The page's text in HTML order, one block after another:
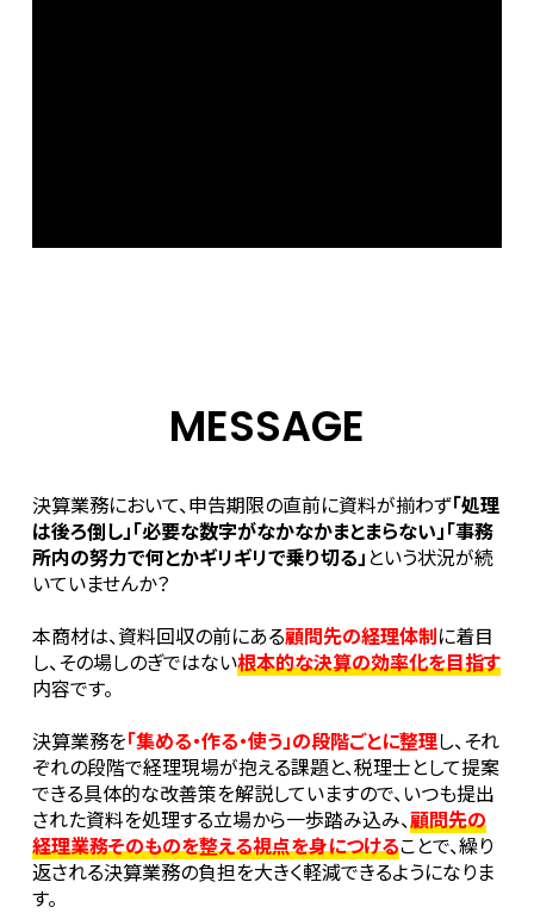
MESSAGE
決算業務において、申告期限の直前に資料が揃わず「処理
は後ろ倒し」「必要な数字がなかなかまとまらない」「事務
所内の努力で何とかギリギリで乗り切る」 という状況が続
いていませんか？
本商材は、資料回収の前にある顧問先の経理体制に着目
し、その場しのぎではない根本的な決算の効率化を目指す
内容です。
決算業務を「集める・作る・使う」の段階ごとに整理し、それ
ぞれの段階で経理現場が抱える課題と、税理士として提案
できる具体的な改善策を解説していますので、いつも提出
された資料を処理する立場から一歩踏み込み、顧問先の
経理業務そのものを整える視点を身につけることで、繰り
返される決算業務の負担を大きく軽減できるようになりま
す。